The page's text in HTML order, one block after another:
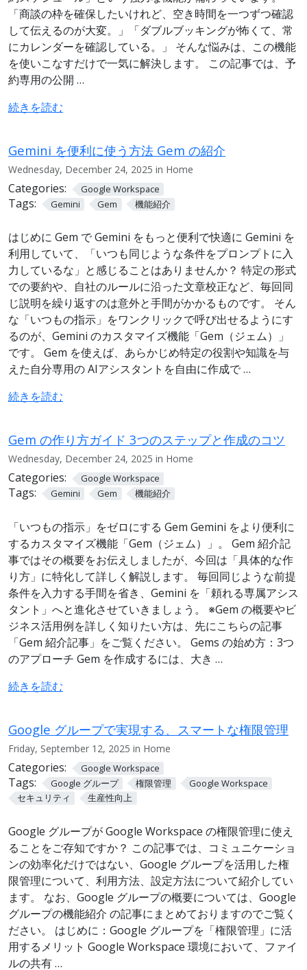
「商談の枠を確保したいけれど、空き時間を一つずつ確認
して伝えるのが大変。」「ダブルブッキングが怖くて、常
にカレンダーを確認している。」 そんな悩みは、この機能
を使いこなすだけで一気に解決します。 この記事では、予
約専用の公開 …
続きを読む
Gemini を便利に使う方法 Gem の紹介
Wednesday, December 24, 2025 in Home
Categories: Google Workspace
Tags: Gemini Gem 機能紹介
はじめに Gem で Gemini をもっと便利で快適に Gemini を
利用していて、「いつも同じような条件をプロンプトに入
力しているな」と感じることはありませんか？ 特定の形式
での要約や、自社のルールに沿った文章校正など、毎回同
じ説明を繰り返すのは意外と手間がかかるものです。 そん
な「いつもの指示」をワンクリックで呼び出せるようにす
るのが、Gemini のカスタマイズ機能「Gem（ジェム）」
です。 Gem を使えば、あらかじめ特定の役割や知識を与
えた自分専用の AIアシスタントを自由に作成で …
続きを読む
Gem の作り方ガイド 3つのステップと作成のコツ
Wednesday, December 24, 2025 in Home
Categories: Google Workspace
Tags: Gemini Gem 機能紹介
「いつもの指示」をゼロにする Gem Gemini をより便利に
するカスタマイズ機能「Gem（ジェム）」。 Gem 紹介記
事ではその概要をお伝えしましたが、今回は「具体的な作
り方」に特化して詳しく解説します。 毎回同じような前提
条件を入力する手間を省き、Gemini を「頼れる専属アシス
タント」へと進化させていきましょう。 ※Gem の概要やビ
ジネス活用例を詳しく知りたい方は、先にこちらの記事
「Gem 紹介記事」をご覧ください。 Gems の始め方：3つ
のアプローチ Gem を作成するには、大き …
続きを読む
Google グループで実現する、スマートな権限管理
Friday, September 12, 2025 in Home
Categories: Google Workspace
Tags: Google グループ 権限管理
Google Workspace
セキュリティ
生産性向上
Google グループが Google Workspace の権限管理に使え
ることをご存知ですか？ この記事では、コミュニケーショ
ンの効率化だけではない、Google グループを活用した権
限管理について、利用方法、設定方法について紹介してい
ます。 なお、Google グループの概要については、Google
グループの機能紹介 の記事にまとめておりますのでご覧く
ださい。 はじめに：Google グループを「権限管理」に活
用するメリット Google Workspace 環境において、ファイ
ルの共有 …